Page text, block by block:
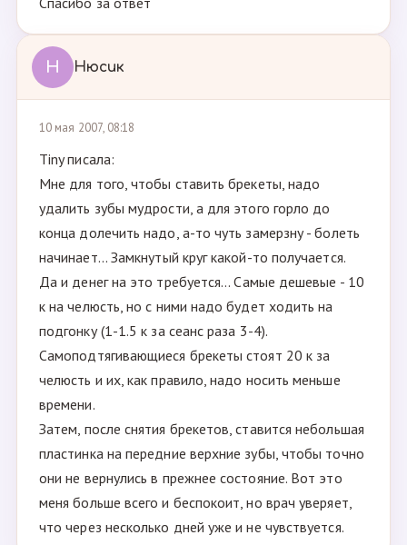
Н Нюсик
10 мая 2007, 08:18
Tiny писала:
Мне для того, чтобы ставить брекеты, надо
удалить зубы мудрости, а для этого горло до
конца долечить надо, а-то чуть замерзну - болеть
начинает... Замкнутый круг какой-то получается.
Да и денег на это требуется... Самые дешевые - 10
к на челюсть, но с ними надо будет ходить на
подгонку (1-1.5 к за сеанс раза 3-4).
Самоподтягивающиеся брекеты стоят 20 к за
челюсть и их, как правило, надо носить меньше
времени.
Затем, после снятия брекетов, ставится небольшая
пластинка на передние верхние зубы, чтобы точно
они не вернулись в прежнее состояние. Вот это
меня больше всего и беспокоит, но врач уверяет,
что через несколько дней уже и не чувствуется.